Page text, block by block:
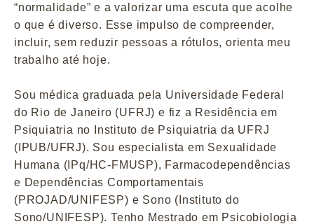
“normalidade” e a valorizar uma escuta que acolhe
o que é diverso. Esse impulso de compreender,
incluir, sem reduzir pessoas a rótulos, orienta meu
trabalho até hoje.
Sou médica graduada pela Universidade Federal
do Rio de Janeiro (UFRJ) e fiz a Residência em
Psiquiatria no Instituto de Psiquiatria da UFRJ
(IPUB/UFRJ). Sou especialista em Sexualidade
Humana (IPq/HC-FMUSP), Farmacodependências
e Dependências Comportamentais
(PROJAD/UNIFESP) e Sono (Instituto do
Sono/UNIFESP). Tenho Mestrado em Psicobiologia